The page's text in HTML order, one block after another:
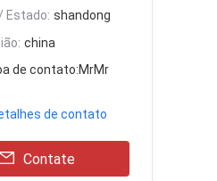
Estado: shandong
china
de contato:MrMr
de contato
Contate